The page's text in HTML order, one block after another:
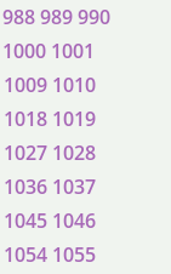
988989990
1000 1001
1009 1010
1018 1019
1027 1028
1036 1037
1045 1046
1054 1055